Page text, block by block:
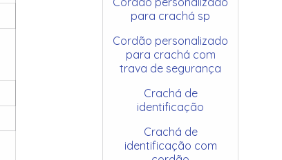
para crachá sp
Cordão personalizado
para crachá com
trava de segurança
Crachá de
identificação
Crachá de
identificação com